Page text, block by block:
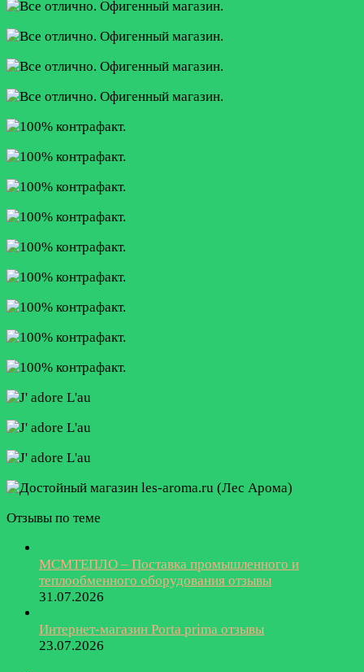
Отзывы по теме
МСМТЕПЛО – Поставка промышленного и
теплообменного оборудования отзывы
31.07.2026
Интернет-магазин Porta prima отзывы
23.07.2026